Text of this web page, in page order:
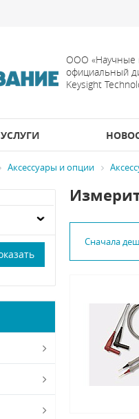
ООО «Научные
официальный
Keysight
УСЛУГИ
Аксессуары и опции
Сначала